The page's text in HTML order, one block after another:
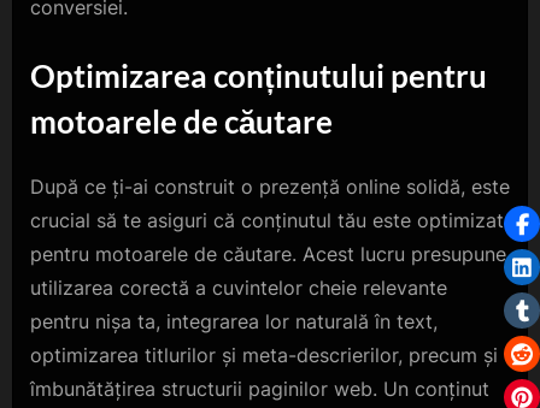
conversiei.
Optimizarea conținutului pentru
motoarele de căutare
După ce ți-ai construit o prezență online solidă, este
crucial să te asiguri că conținutul tău este optimizat
pentru motoarele de căutare. Acest lucru presupune
utilizarea corectă a cuvintelor cheie relevante
pentru nișa ta, integrarea lor naturală în text,
optimizarea titlurilor și meta-descrierilor, precum și
îmbunătățirea structurii paginilor web. Un conținut